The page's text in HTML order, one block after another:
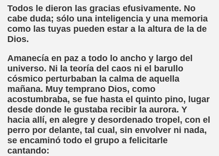
Todos le dieron las gracias efusivamente. No
cabe duda; sólo una inteligencia y una memoria
como las tuyas pueden estar a la altura de la de
Dios.
Amanecía en paz a todo lo ancho y largo del
universo. Ni la teoría del caos ni el barullo
cósmico perturbaban la calma de aquella
mañana. Muy temprano Dios, como
acostumbraba, se fue hasta el quinto pino, lugar
desde donde le gustaba recibir la aurora. Y
hacia allí, en alegre y desordenado tropel, con el
perro por delante, tal cual, sin envolver ni nada,
se encaminó todo el grupo a felicitarle
cantando:
(Manuel González Otero)
Braille (María Jesús Cañamares)
(Fermín Tamayo)
Hablada Colegio Santiago Apóstol ONCE Pontevedra)
Agosto 2001 (Fermín Tamayo)
(Pedro A. Zurita)
2005 (Fermín Tamayo)